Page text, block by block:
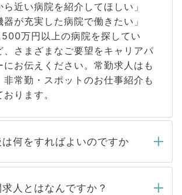
ら近い病院を紹介してほしい」
器が充実した病院で働きたい」
万円以上の病院を探してい
、さまざまなご要望をキャリアパ
にお伝えください。常勤求人はも
非常勤・スポットのお仕事紹介も
ります。
何をすればよいのですか
ただきましたら、弊社担当者がご
を確認し、その後メールもしくは
人とはなんですか？